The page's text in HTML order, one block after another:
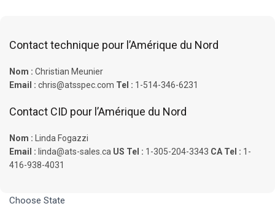
Contact technique pour l’Amérique du Nord
Nom : Christian Meunier
Email : chris@atsspec.com Tel : 1-514-346-6231
Contact CID pour l’Amérique du Nord
Nom : Linda Fogazzi
Email : linda@ats-sales.ca US Tel : 1-305-204-3343 CA Tel : 1-
416-938-4031
USA
Choose State